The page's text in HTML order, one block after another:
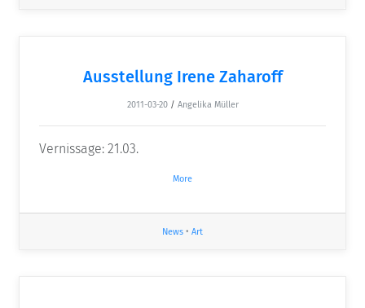
Ausstellung Irene Zaharoff
2011-03-20 / Angelika Müller
Vernissage: 21.03.
More
News • Art